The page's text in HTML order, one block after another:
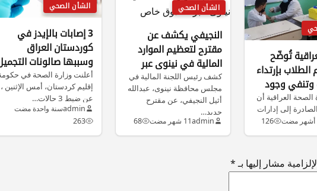
تُوضّح
الطلاب بإرتداء
وتنفي وجود
الصحة العراقية أن
إلى إدارات
ارتداء
126
الشأن الصحي
النجيفي يكشف عن
مقترح لتعظيم الموارد
المالية في نينوى عبر
صندوق خاص
كشف رئيس اللجنة المالية في
مجلس محافظة نينوى، عبدالله
أثيل النجيفي، عن مقترح
جديد…
admin11 شهر مضت 68
الشأن الصحي
3 إصابات بالإيدز في
كوردستان العراق
وسببها صالونات
أعلنت وزارة الصحة في
إقليم كردستان، أمس الإثنين ،
عن ضبط 3 حالات…
adminسنة واحدة مضت
263
مشار إليها بـ*